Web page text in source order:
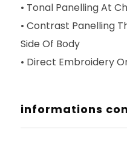
• Tonal Panelling At
• Contrast Panelling
Side Of Body
• Direct Embroidery
informations